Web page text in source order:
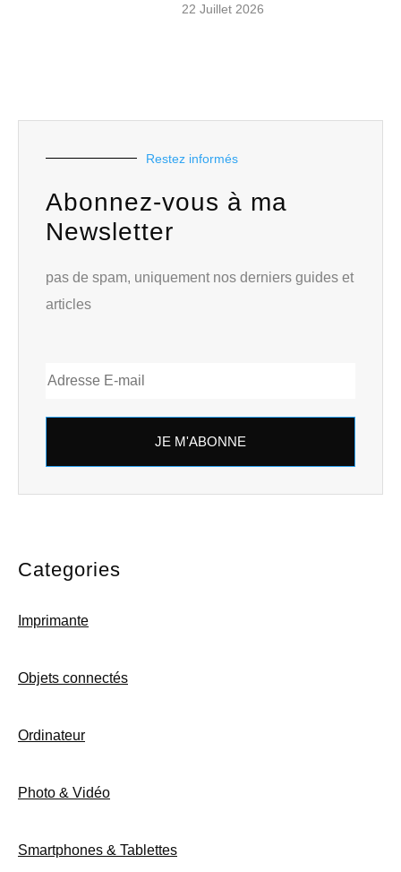
22 Juillet 2026
Restez informés
Abonnez-vous à ma
Newsletter
pas de spam, uniquement nos derniers guides et
articles
JE M'ABONNE
Categories
Imprimante
Objets connectés
Ordinateur
Photo & Vidéo
Smartphones & Tablettes